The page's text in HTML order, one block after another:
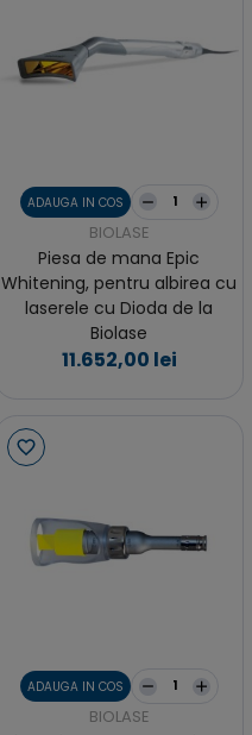
ADAUGA IN COS
BIOLASE
Piesa de mana Epic
Whitening, pentru albirea cu
laserele cu Dioda de la
Biolase
11.652,00 lei
ADAUGA IN COS
BIOLASE